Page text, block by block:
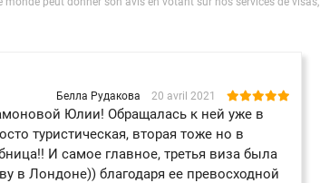
Белла Рудакова 20 avril 2021
Юлии! Обращалась к ней уже в
туристическая, вторая тоже но в
И самое главное, третья виза была
в Лондоне)) благодаря ее превосходной